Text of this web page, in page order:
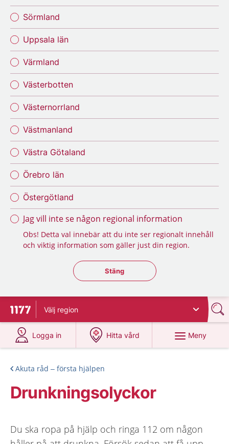
Sörmland
Uppsala län
Värmland
Västerbotten
Västernorrland
Västmanland
Västra Götaland
Örebro län
Östergötland
Jag vill inte se någon regional information
Obs! Detta val innebär att du inte ser regionalt innehåll
och viktig information som gäller just din region.
Stäng regionsväljaren
Stäng
Till startsidan för 1177
Välj region
Logga in
på 1177.se
Hitta vård
på 1177.se
Meny
Akuta råd – första hjälpen
Drunkningsolyckor
Du ska ropa på hjälp och ringa 112 om någon